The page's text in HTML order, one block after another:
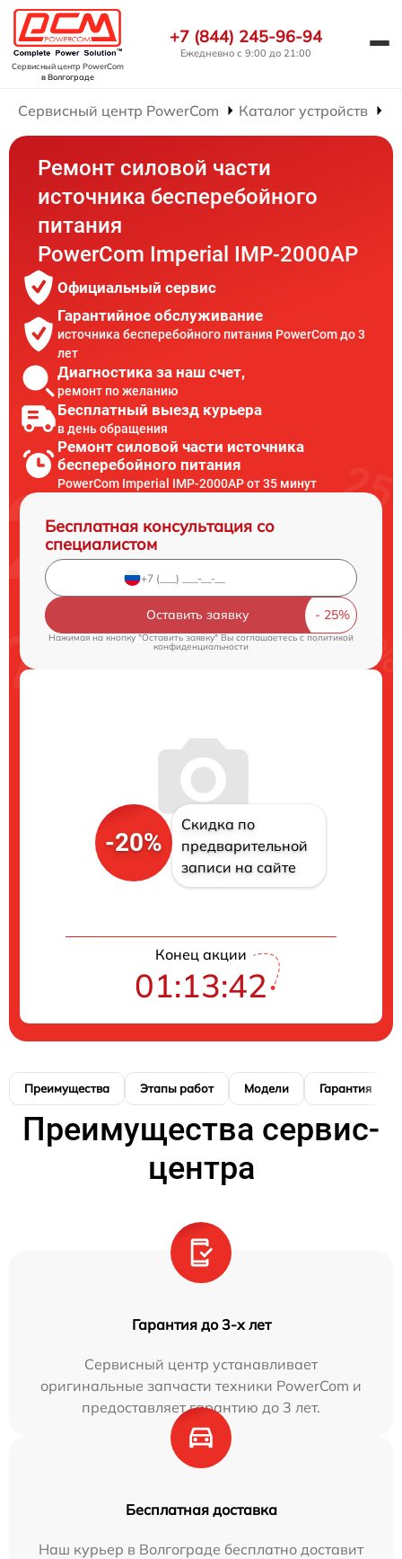
Сервисный центр PowerCom
в Волгограде
+7 (844) 245-96-94
Ежедневно с 9:00 до 21:00
Сервисный центр PowerCom Каталог устройств
Ремонт силовой части
источника бесперебойного
питания
PowerCom Imperial IMP-2000AP
Официальный сервис
Гарантийное обслуживание
источника бесперебойного питания PowerCom до 3
лет
Диагностика за наш счет,
ремонт по желанию
Бесплатный выезд курьера
в день обращения
Ремонт силовой части источника
бесперебойного питания
PowerCom Imperial IMP-2000AP от 35 минут
Бесплатная консультация со
специалистом
Оставить заявку
Нажимая на кнопку "Оставить заявку" Вы соглашаетесь cполитикой
конфиденциальности
-20%
Скидка по
предварительной
записи на сайте
Конец акции
01:13:42
Преимущества Этапы работ Модели Гарантия
Преимущества сервис-
центра
Гарантия до 3-х лет
Сервисный центр устанавливает
оригинальные запчасти техники PowerCom и
предоставляет гарантию до 3 лет.
Бесплатная доставка
Наш курьер в Волгограде бесплатно доставит